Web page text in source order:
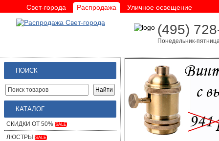
Свет-города Распродажа Уличное освещение
(495)
Понедельник-
ПОИСК
КАТАЛОГ
СКИДКИ ОТ 50% SALE
ЛЮСТРЫ SALE